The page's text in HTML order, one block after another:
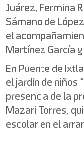
Juárez, Fermina
Sámano de
el
Martínez García
En Puente de
el jardín de niños
presencia de la
Mazari Torres,
escolar en el